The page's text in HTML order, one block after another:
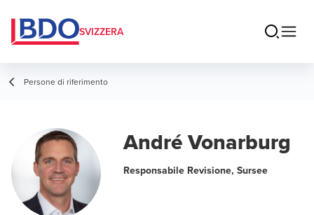
SVIZZERA
Persone di riferimento
André Vonarburg
Responsabile Revisione, Sursee